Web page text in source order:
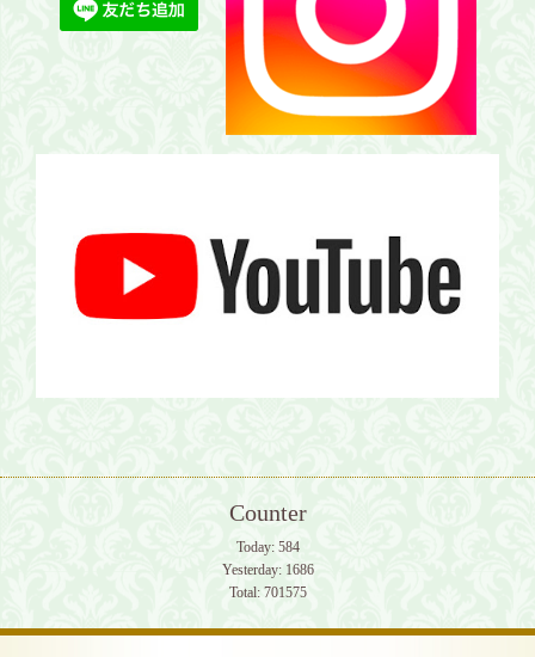
Counter
Today: 584
Yesterday: 1686
Total: 701575